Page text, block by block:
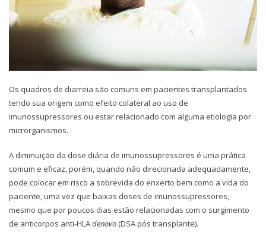
Os quadros de diarreia são comuns em pacientes transplantados
tendo sua origem como efeito colateral ao uso de
imunossupressores ou estar relacionado com alguma etiologia por
microrganismos.
A diminuição da dose diária de imunossupressores é uma prática
comum e eficaz, porém, quando não direcionada adequadamente,
pode colocar em risco a sobrevida do enxerto bem como a vida do
paciente, uma vez que baixas doses de imunossupressores,
mesmo que por poucos dias estão relacionadas com o surgimento
de anticorpos anti-HLAdenovo (DSA pós transplante).